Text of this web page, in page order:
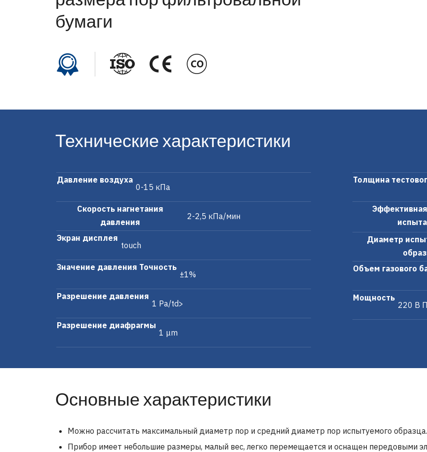
бумаги
Технические характеристики
Давление воздуха
0-15 кПа
Скорость нагнетания
давления
2-2,5 кПа/мин
Экран дисплея
touch
Значение давления Точность
±1%
Разрешение давления
1 Pa/td>
Разрешение диафрагмы
1 μm
Толщина
Диаметр
Объем газового
Мощность
220 В
Основные характеристики
Можно рассчитать максимальный диаметр пор и средний диаметр пор испытуемого образца.
Прибор имеет небольшие размеры, малый вес, легко перемещается и оснащен передовыми